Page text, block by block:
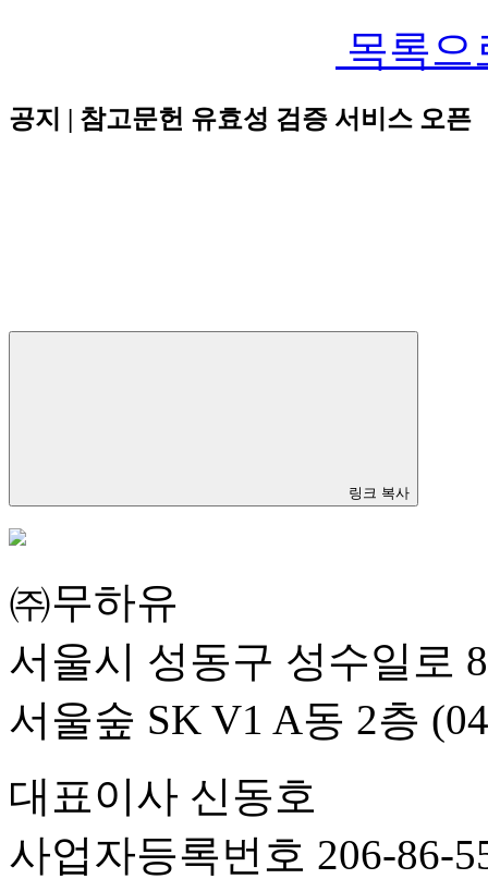
목록으
공지 | 참고문헌 유효성 검증 서비스 오픈
링크 복사
㈜무하유
서울시 성동구 성수일로
서울숲 SK V1 A동 2층
대표이사 신동호
사업자등록번호 206-86-